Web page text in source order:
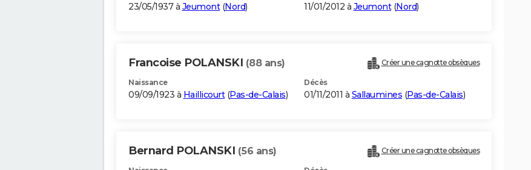
23/05/1937 à Jeumont(Nord) 11/01/2012 à Jeumont(Nord)
Francoise POLANSKI (88 ans) Créer une cagnotte obsèques
Naissance
09/09/1923 à Haillicourt(Pas-de-Calais)
Décès
01/11/2011 à Sallaumines (Pas-de-Calais)
Bernard POLANSKI (56 ans) Créer une cagnotte obsèques